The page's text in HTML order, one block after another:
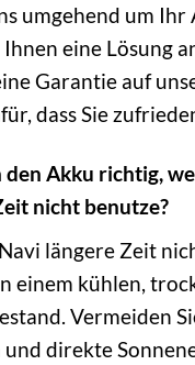
umgehend um Ihr
eine Lösung
Garantie auf
dass Sie
Akku richtig,
nicht benutze?
längere Zeit
einem kühlen,
Vermeiden
direkte